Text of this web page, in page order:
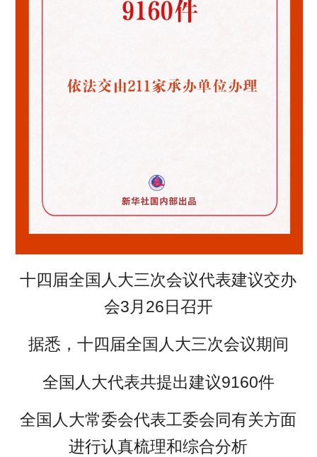
十四届全国人大三次会议代表建议交办
会3月26日召开
据悉，十四届全国人大三次会议期间
全国人大代表共提出建议9160件
全国人大常委会代表工委会同有关方面
进行认真梳理和综合分析